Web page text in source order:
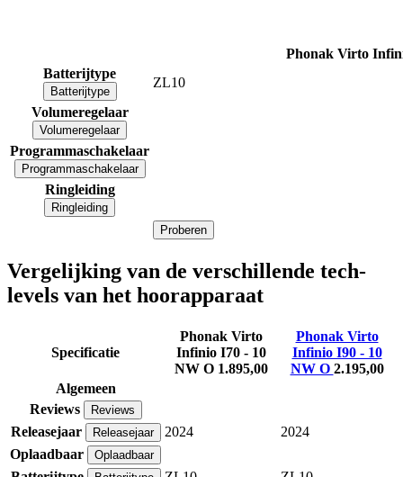
Phonak Virto
Batterijtype
Batterijtype
ZL10
Volumeregelaar
Volumeregelaar
Programmaschakelaar
Programmaschakelaar
Ringleiding
Ringleiding
Proberen
Vergelijking van de verschillende tech-
levels van het hoorapparaat
Specificatie
Phonak Virto
Infinio I70 - 10
NW O 1.895,00
Phonak Virto
Infinio I90 - 10
NW O 2.195,00
Algemeen
Reviews
Reviews
Releasejaar Releasejaar 2024
2024
Oplaadbaar
Oplaadbaar